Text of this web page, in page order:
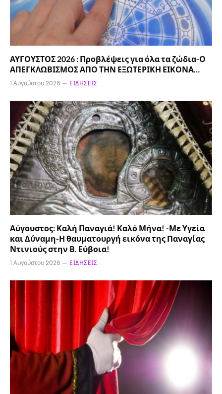
ΑΥΓΟΥΣΤΟΣ 2026 : Προβλέψεις για όλα τα ζώδια-Ο
ΑΠΕΓΚΛΩΒΙΣΜΟΣ ΑΠΟ ΤΗΝ ΕΞΩΤΕΡΙΚΗ ΕΙΚΟΝΑ…
1 Αυγούστου 2026 ΕΙΔΉΣΕΙΣ
Αύγουστος: Καλή Παναγιά! Καλό Μήνα! -Με Υγεία
και Δύναμη-Η θαυματουργή εικόνα της Παναγίας
Ντινιούς στην Β. Εύβοια!
1 Αυγούστου 2026 ΕΙΔΉΣΕΙΣ